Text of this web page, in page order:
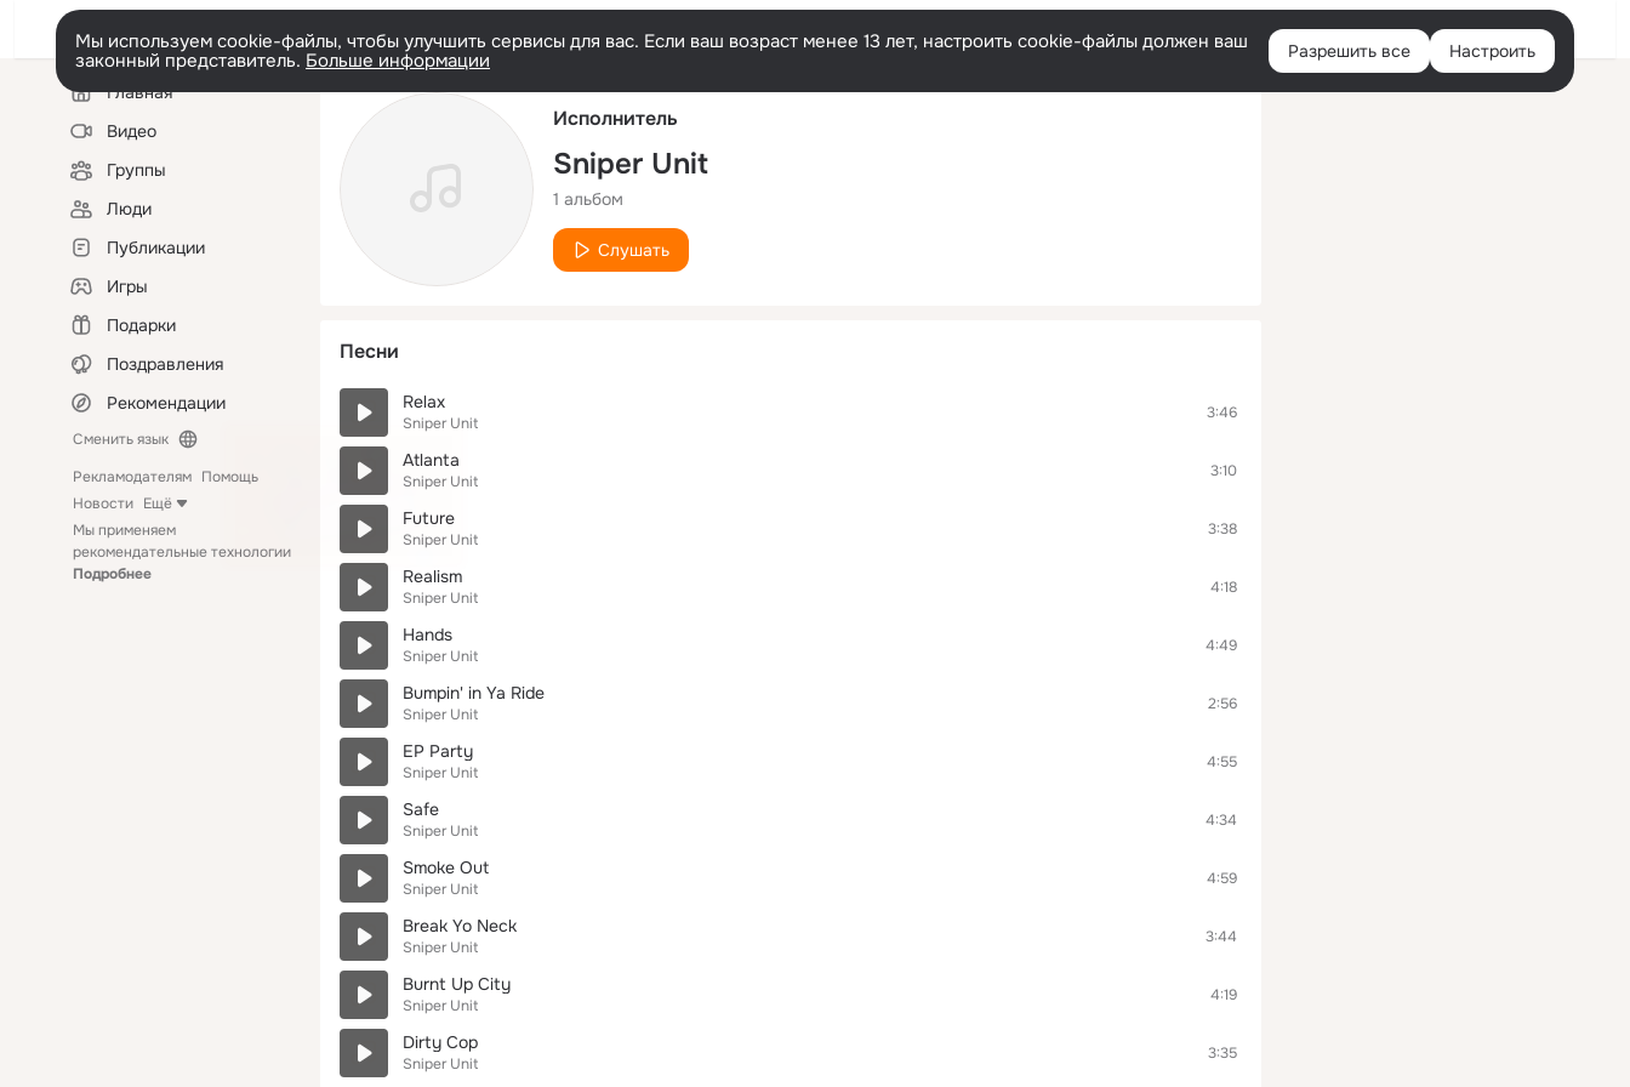
Русский Войти
Мы используем cookie-файлы, чтобы улучшить сервисы для вас. Если ваш возраст менее 13 лет, настроить cookie-файлы должен ваш
законный представитель. Больше информации Разрешить все Настроить
Левая
колонкаГлавная
Видео
Группы
Люди
Публикации
Игры
Подарки
Поздравления
Рекомендации
Сменить язык
Рекламодателям Помощь
Новости Ещё
Мы применяем
рекомендательные технологии
Подробнее
Исполнитель
Sniper Unit
1 альбом
Слушать
Песни
Relax
Sniper Unit
3:46
Atlanta
Sniper Unit
3:10
Future
Sniper Unit
3:38
Realism
Sniper Unit
4:18
Hands
Sniper Unit
4:49
Bumpin' in Ya Ride
Sniper Unit
2:56
EP Party
Sniper Unit
4:55
Safe
Sniper Unit
4:34
Smoke Out
Sniper Unit
4:59
Break Yo Neck
Sniper Unit
3:44
Burnt Up City
Sniper Unit
4:19
Dirty Cop
Sniper Unit
3:35